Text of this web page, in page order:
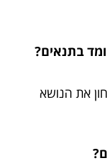
את הנושא